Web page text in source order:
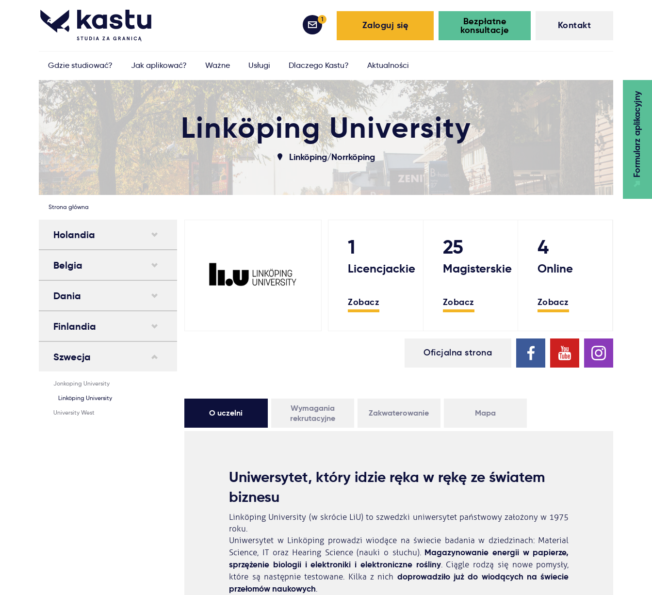
Kontakt
Bezpłatne
konsultacje
Zaloguj się
1
Formularz aplikacyjny
Gdzie studiować? Jak aplikować? Ważne Usługi Dlaczego Kastu? Aktualności
Linköping University
Linköping/Norrköping
Strona główna
Holandia
Belgia
Dania
Finlandia
Szwecja
Jonkoping University
Linköping University
University West
1
Licencjackie
Zobacz
25
Magisterskie
Zobacz
4
Online
Zobacz
Oficjalna strona
O uczelni
Wymagania
rekrutacyjne
Zakwaterowanie Mapa
Uniwersytet, który idzie ręka w rękę ze światem
biznesu
Linköping University (w skrócie LiU) to szwedzki uniwersytet państwowy założony w 1975
roku.
Uniwersytet w Linköping prowadzi wiodące na świecie badania w dziedzinach: Material
Science, IT oraz Hearing Science (nauki o słuchu). Magazynowanie energii w papierze,
sprzężenie biologii i elektroniki i elektroniczne rośliny. Ciągle rodzą się nowe pomysły,
które są następnie testowane. Kilka z nich doprowadziło już do wiodących na świecie
przełomów naukowych.